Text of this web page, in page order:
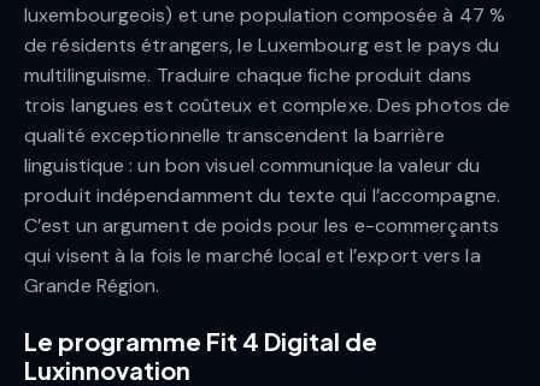
luxembourgeois) et une population composée à 47 %
de résidents étrangers, le Luxembourg est le pays du
multilinguisme. Traduire chaque fiche produit dans
trois langues est coûteux et complexe. Des photos de
qualité exceptionnelle transcendent la barrière
linguistique : un bon visuel communique la valeur du
produit indépendamment du texte qui l’accompagne.
C’est un argument de poids pour les e-commerçants
qui visent à la fois le marché local et l’export vers la
Grande Région.
Le programme Fit 4 Digital de
Luxinnovation